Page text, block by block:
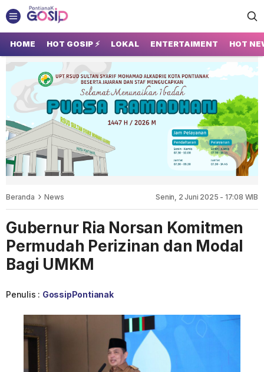
GOSIP PONTIANAK
Tempatnya Gosip Terupdate Pontianak
HOME HOT GOSIP ⚡ LOKAL ENTERTAIMENT HOT
Beranda News Senin, 2 Juni 2025 - 17:08 WIB
Gubernur Ria Norsan Komitmen
Permudah Perizinan dan Modal
Bagi UMKM
Penulis : GossipPontianak